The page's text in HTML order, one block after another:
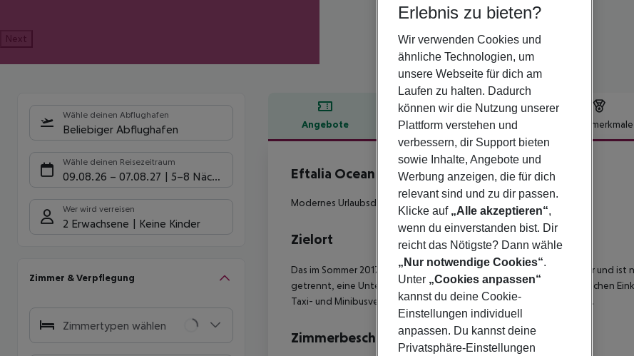
Next
Wähle deinen Abflughafen
Beliebiger Abflughafen
Wähle deinen Reisezeitraum
09.08.26 – 07.08.27 5-8 Nächte
Wer wird verreisen
2 Erwachsene Keine Kinder
Zimmer & Verpflegung
Zimmertypen wählen
Angebote Hotelbeschreibung Hotelmerkmale
Hotelbeschreibung
Eftalia Ocean Hotel
Modernes Urlaubsdomizil der bekannten Eftalia Gruppe
Zielort
Das im Sommer 2017 eröffnete Hotel liegt in der Ferienregion Türkler und ist
getrennt, eine Unterführung ist vorhanden. Alanya mit seinen zahlreichen
Taxi- und Minibusverbindungen stehen an der Strasse zur Verfügung.
Zimmerbeschreibung
Erlebnis zu bieten?
Wir verwenden Cookies und
ähnliche Technologien, um
unsere Webseite für dich am
Laufen zu halten. Dadurch
können wir die Nutzung unserer
Plattform verstehen und
verbessern, dir Support bieten
sowie Inhalte, Angebote und
Werbung anzeigen, die für dich
relevant sind und zu dir passen.
Klicke auf „Alle akzeptieren“,
wenn du einverstanden bist. Dir
reicht das Nötigste? Dann wähle
„Nur notwendige Cookies“.
Unter „Cookies anpassen“
kannst du deine Cookie-
Einstellungen individuell
anpassen. Du kannst deine
Privatsphäre-Einstellungen